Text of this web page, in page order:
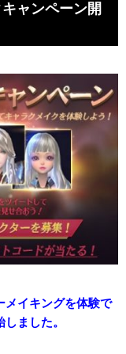
ャンペーン開
メイキングを体験で
ました。